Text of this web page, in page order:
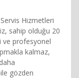
Hizmetleri
sahip olduğu 20
ve profesyonel
kalmaz,
gözden